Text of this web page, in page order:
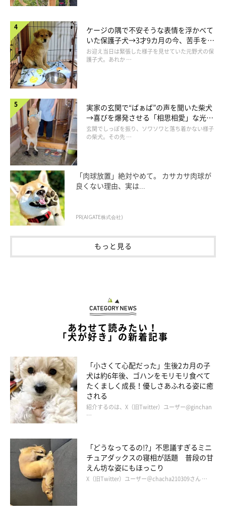
ったとのこと。「シェルターの場所を前橋市に決めたのは、財団
の本部がある東京からあまり遠くなく、また民間のシェルターが
少ない地域という理由からでした。場所が決まり、すぐに市の方
に連絡してみたところ、話が順調に進み、官民連携で動物の福祉
活動が行えることになったんです」。
シェルターに来て１年になるコッペくん（推定８才）。市内を放浪していた
ケージの隅で不安そうな表情を浮かべて
いた保護子犬→3才9カ月の今、苦手を克
服し頼もしいコに成長！
お迎え当日は緊張した様子を見せていた元野犬の保
護子犬。あれか …
実家の玄関で“ばぁば”の声を聞いた柴犬
→喜びを爆発させる「相思相愛」な光景
にほっこり
玄関でしっぽを振り、ソワソワと落ち着かない様子
の柴犬。その先 …
「肉球放置」絶対やめて。 カサカサ肉球が
良くない理由、実は...
PR(AIGATE株式会社)
もっと見る
あわせて読みたい！
「犬が好き」の新着記事
「小さくて心配だった」生後2カ月の子
犬は約6年後、ゴハンをモリモリ食べて
たくましく成長！優しさあふれる姿に癒
される
紹介するのは、X（旧Twitter）ユーザー@ginchan
…
「どうなってるの!?」不思議すぎるミニ
チュアダックスの寝相が話題 普段の甘
えん坊な姿にもほっこり
X（旧Twitter）ユーザー＠chacha210309さん …